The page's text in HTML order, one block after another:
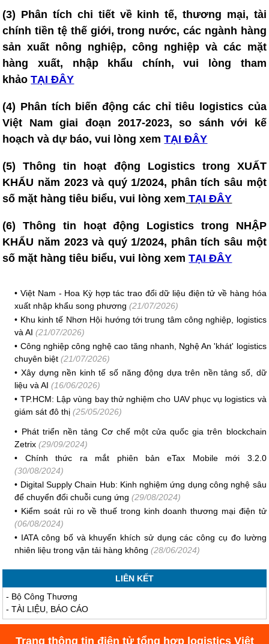
(3) Phân tích chi tiết về kinh tế, thương mại, tài
chính tiền tệ thế giới, trong nước, các ngành hàng
sản xuất nông nghiệp, công nghiệp và các mặt
hàng xuất, nhập khẩu chính, vui lòng tham
khảo TẠI ĐÂY
(4) Phân tích biến động các chỉ tiêu logistics của
Việt Nam giai đoạn 2017-2023, so sánh với kế
hoạch và dự báo, vui lòng xemTẠI ĐÂY
(5) Thông tin hoạt động Logistics trong XUẤT
KHẨU năm 2023 và quý 1/2024, phân tích sâu một
số mặt hàng tiêu biểu, vui lòng xem TẠI ĐÂY
(6)
Thông tin hoạt động Logistics trong NHẬP
KHẨU năm 2023 và quý 1/2024, phân tích sâu một
số mặt hàng tiêu biểu, vui lòng xemTẠI ĐÂY
•Việt Nam - Hoa Kỳ hợp tác trao đổi dữ liệu điện tử về hàng hóa
xuất nhập khẩu song phương (21/07/2026)
• Khu kinh tế Nhơn Hội hướng tới trung tâm công nghiệp, logistics
và AI (21/07/2026)
• Công nghiệp công nghệ cao tăng nhanh, Nghệ An 'khát' logistics
chuyên biệt (21/07/2026)
•Xây dựng nền kinh tế số năng động dựa trên nền tảng số, dữ
liệu và AI (16/06/2026)
• TP.HCM: Lập vùng bay thử nghiệm cho UAV phục vụ logistics và
giám sát đô thị (25/05/2026)
• Phát triển nền tảng Cơ chế một cửa quốc gia trên blockchain
Zetrix (29/09/2024)
• Chính thức ra mắt phiên bản eTax Mobile mới 3.2.0
(30/08/2024)
• Digital Supply Chain Hub: Kinh nghiệm ứng dụng công nghệ sâu
để chuyển đổi chuỗi cung ứng (29/08/2024)
• Kiểm soát rủi ro về thuế trong kinh doanh thương mại điện tử
(06/08/2024)
• IATA công bố và khuyến khích sử dụng các công cụ đo lường
nhiên liệu trong vận tải hàng không (28/06/2024)
LIÊN KẾT
- Bộ Công Thương
-TÀI LIỆU, BÁO CÁO
Trang thông tin điện tử tổng hợp logistics Việt